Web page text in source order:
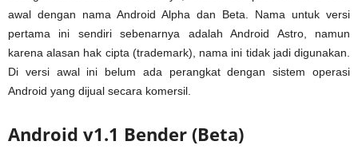
awal dengan nama Android Alpha dan Beta. Nama untuk versi
pertama ini sendiri sebenarnya adalah Android Astro, namun
karena alasan hak cipta (trademark), nama ini tidak jadi digunakan.
Di versi awal ini belum ada perangkat dengan sistem operasi
Android yang dijual secara komersil.
Android v1.1 Bender (Beta)